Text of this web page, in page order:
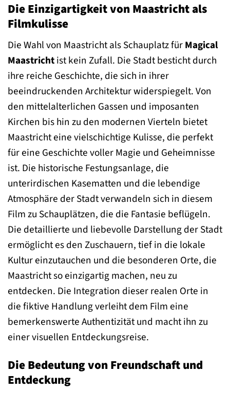
Die Einzigartigkeit von Maastricht als
Filmkulisse
Die Wahl von Maastricht als Schauplatz fürMagical
Maastrichtist kein Zufall. Die Stadt besticht durch
ihre reiche Geschichte, die sich in ihrer
beeindruckenden Architektur widerspiegelt. Von
den mittelalterlichen Gassen und imposanten
Kirchen bis hin zu den modernen Vierteln bietet
Maastricht eine vielschichtige Kulisse, die perfekt
für eine Geschichte voller Magie und Geheimnisse
ist. Die historische Festungsanlage, die
unterirdischen Kasematten und die lebendige
Atmosphäre der Stadt verwandeln sich in diesem
Film zu Schauplätzen, die die Fantasie beflügeln.
Die detaillierte und liebevolle Darstellung der Stadt
ermöglicht es den Zuschauern, tief in die lokale
Kultur einzutauchen und die besonderen Orte, die
Maastricht so einzigartig machen, neu zu
entdecken. Die Integration dieser realen Orte in
die fiktive Handlung verleiht dem Film eine
bemerkenswerte Authentizität und macht ihn zu
einer visuellen Entdeckungsreise.
Die Bedeutung von Freundschaft und
Entdeckung